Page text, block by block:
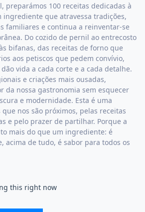
preparámos 100 receitas dedicadas à
que atravessa tradições,
familiares e continua a reinventar-se
Do cozido de pernil ao entrecosto
bifanas, das receitas de forno que
aos petiscos que pedem convívio,
vida a cada corte e a cada detalhe.
e criações mais ousadas,
da nossa gastronomia sem esquecer
e modernidade. Esta é uma
nos são próximos, pelas receitas
e pelo prazer de partilhar. Porque a
mais do que um ingrediente: é
acima de tudo, é sabor para todos os
this right now